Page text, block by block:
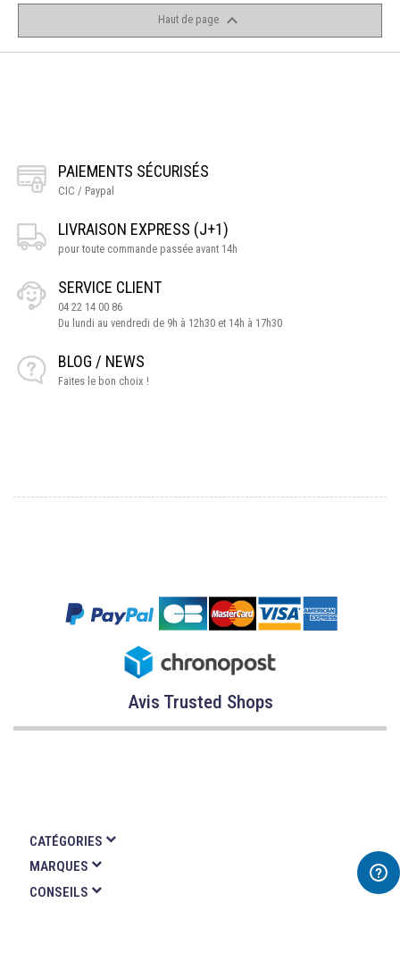
Haut de page 
PAIEMENTS SÉCURISÉS
CIC / Paypal
LIVRAISON EXPRESS (J+1)
pour toute commande passée avant 14h
SERVICE CLIENT
04 22 14 00 86
Du lundi au vendredi de 9h à 12h30 et 14h à 17h30
BLOG / NEWS
Faites le bon choix !
Avis Trusted Shops
CATÉGORIES
MARQUES
CONSEILS